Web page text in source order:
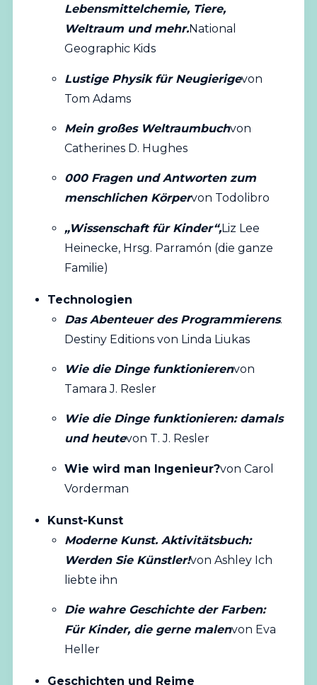
Lebensmittelchemie, Tiere,
Weltraum und mehr.National
Geographic Kids
Lustige Physik für Neugierigevon
Tom Adams
Mein großes Weltraumbuchvon
Catherines D. Hughes
000 Fragen und Antworten zum
menschlichen Körpervon Todolibro
„Wissenschaft für Kinder“,Liz Lee
Heinecke, Hrsg. Parramón (die ganze
Familie)
Technologien
Das Abenteuer des Programmierens.
Destiny Editions von Linda Liukas
Wie die Dinge funktionierenvon
Tamara J. Resler
Wie die Dinge funktionieren: damals
und heutevon T. J. Resler
Wie wird man Ingenieur?von Carol
Vorderman
Kunst-Kunst
Moderne Kunst. Aktivitätsbuch:
Werden Sie Künstler!von Ashley Ich
liebte ihn
Die wahre Geschichte der Farben:
Für Kinder, die gerne malenvon Eva
Heller
Geschichten und Reime